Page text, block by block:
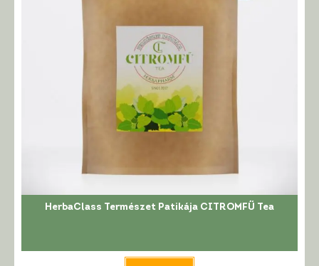
HerbaClass Természet Patikája CITROMFŰ Tea